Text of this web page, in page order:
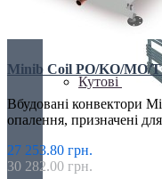
Кутові
Minib Coil PO/KO/MO/
Вбудовані конвектори
опалення, призначені
27 253.80 грн.
30 282.00 грн.